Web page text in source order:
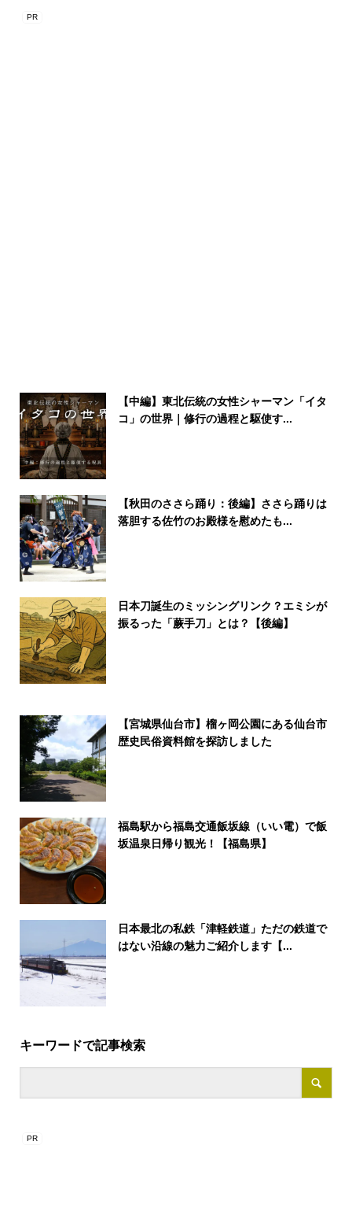
【中編】東北伝統の女性シャーマン「イタ
コ」の世界｜修行の過程と駆使す...
【秋田のささら踊り：後編】ささら踊りは
落胆する佐竹のお殿様を慰めたも...
日本刀誕生のミッシングリンク？エミシが
振るった「蕨手刀」とは？【後編】
【宮城県仙台市】榴ヶ岡公園にある仙台市
歴史民俗資料館を探訪しました
福島駅から福島交通飯坂線（いい電）で飯
坂温泉日帰り観光！【福島県】
日本最北の私鉄「津軽鉄道」ただの鉄道で
はない沿線の魅力ご紹介します【...
キーワードで記事検索